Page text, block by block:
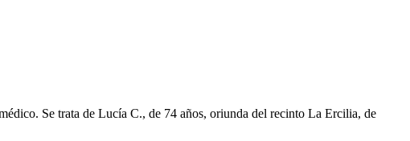
Se trata de Lucía C., de 74 años, oriunda del recinto La Ercilia, de